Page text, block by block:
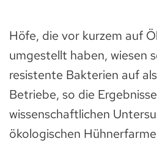
Höfe, die vor kurzem auf
umgestellt haben, wiesen
resistente Bakterien auf
Betriebe, so die
wissenschaftlichen
ökologischen